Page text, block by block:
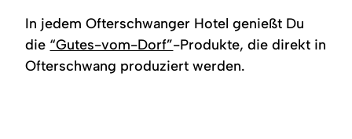
In jedem Ofterschwanger Hotel genießt Du
die “Gutes-vom-Dorf”-Produkte, die direkt in
Ofterschwang produziert werden.